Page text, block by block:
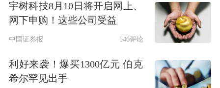
16.43点，收于7580.06点，涨幅为
0.22%，本月累涨5.15%；纳斯达克综合
幅为0.2%，本月累涨8.36%。
宇树科技8月10日将开启网上、
网下申购！这些公司受益
中国证券报 546评论
利好来袭！爆买1300亿元 伯克
希尔罕见出手